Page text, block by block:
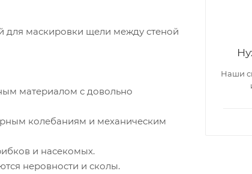
для маскировки щели между стеной
материалом с довольно
колебаниям и механическим
и насекомых.
неровности и сколы.
Наши